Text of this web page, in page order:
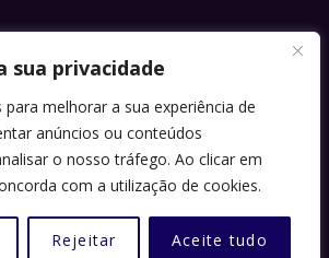
sua privacidade
melhorar a sua experiência de
anúncios ou conteúdos
o nosso tráfego. Ao clicar em
com a utilização de cookies.
Rejeitar Aceite tudo